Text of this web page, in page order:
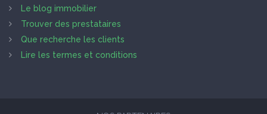
Le blog immobilier
Trouver des prestataires
Que recherche les clients
Lire les termes et conditions